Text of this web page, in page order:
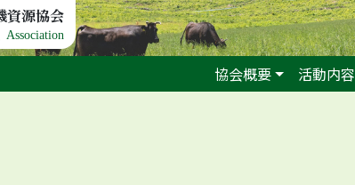
資源協会
Association
協会概要 活動内容